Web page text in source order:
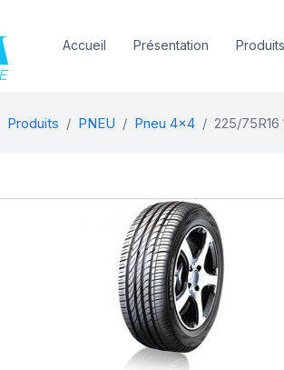
Accueil Présentation Produits
Produits PNEU Pneu 4x4 225/75R16